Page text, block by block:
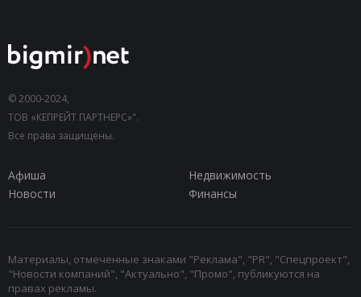
© 2000-2024,
ТОВ «КЕПРЕЙТ ПАРТНЕРС»".
Все права защищены.
Афиша
Недвижимость
Новости
Финансы
Материалы, отмеченные знаками "Реклама", "PR", "Спецпроект",
"Новости компаний", "Актуально", "Промо", публикуются на
правах рекламы.